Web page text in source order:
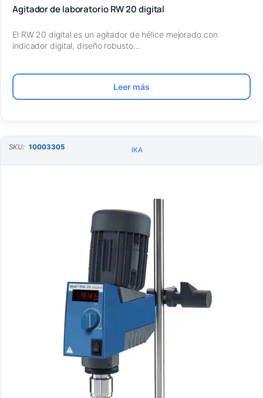
Agitador de laboratorio RW 20 digital
El RW 20 digital es un agitador de hélice mejorado con
indicador digital, diseño robusto…
Leer más
SKU: 10003305 IKA